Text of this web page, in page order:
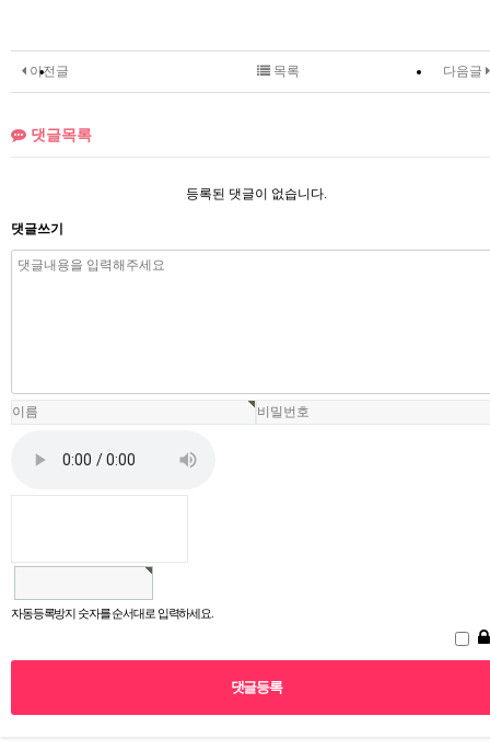
이전글 다음글
목록
댓글목록
등록된 댓글이 없습니다.
댓글쓰기
자동등록방지 숫자를 순서대로 입력하세요.